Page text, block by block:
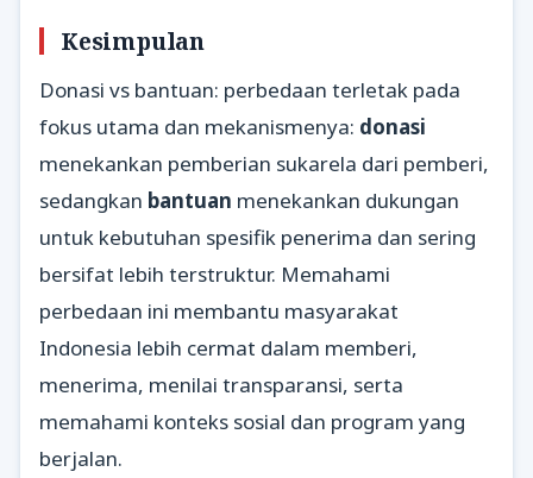
Kesimpulan
Donasi vs bantuan: perbedaan terletak pada
fokus utama dan mekanismenya: donasi
menekankan pemberian sukarela dari pemberi,
sedangkan bantuan menekankan dukungan
untuk kebutuhan spesifik penerima dan sering
bersifat lebih terstruktur. Memahami
perbedaan ini membantu masyarakat
Indonesia lebih cermat dalam memberi,
menerima, menilai transparansi, serta
memahami konteks sosial dan program yang
berjalan.